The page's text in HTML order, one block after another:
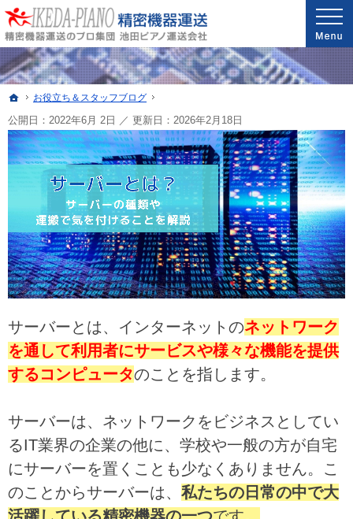
安心と信頼の実績。精密機器・医療機器の運送・配送なら当社へ。
精密機器・医療機器の運送・配送なら世界最高レベルの配送技能を誇る池田ピアノ運送
ホーム
お役立ち＆スタッフブログ
公開日：2022年6月 2日 ／ 更新日： 2026年2月18日
サーバーとは、インターネットのネットワーク
を通して利用者にサービスや様々な機能を提供
するコンピュータのことを指します。
サーバーは、ネットワークをビジネスとしてい
るIT業界の企業の他に、学校や一般の方が自宅
にサーバーを置くことも少なくありません。こ
のことからサーバーは、 私たちの日常の中で大